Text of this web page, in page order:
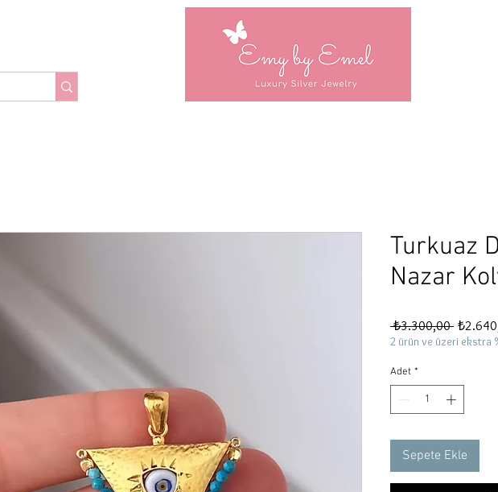
Turkuaz
Nazar
₺3.300,00 Normal
Fiyat
2 ürün ve üzeri ekstra
Adet *
Sepete Ekle